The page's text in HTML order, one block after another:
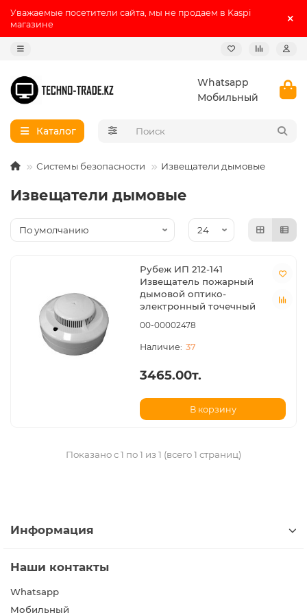
Уважаемые посетители сайта, мы не продаем в Kaspi
магазине
Whatsapp
Мобильный
Каталог
Системы безопасности Извещатели дымовые
Извещатели дымовые
Рубеж ИП 212-141
Извещатель пожарный
дымовой оптико-
электронный точечный
00-00002478
37
3465.00т.
В корзину
Показано с 1 по 1 из 1 (всего 1 страниц)
Информация
Наши контакты
Whatsapp
Мобильный